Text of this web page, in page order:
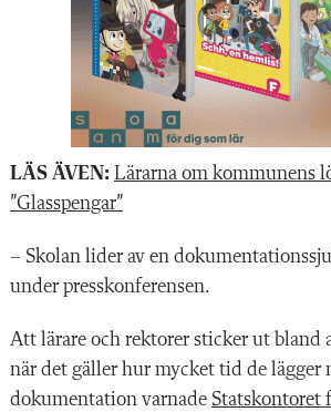
LÄS ÄVEN: Lärarna om kommunens
”Glasspengar”
– Skolan lider av en
under presskonferensen.
Att lärare och rektorer sticker ut bland
när det gäller hur mycket tid de lägger
dokumentation varnade Statskontoret